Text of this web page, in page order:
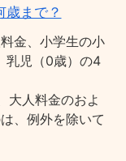
歳まで？
金、小学生の小
乳児（0歳）の4
大人料金のおよ
、例外を除いて